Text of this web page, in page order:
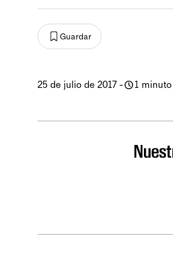
Guardar
25 de julio de 2017 - 1